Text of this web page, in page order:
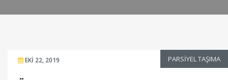
EKI 22, 2019 PARSIYEL TAŞIMA